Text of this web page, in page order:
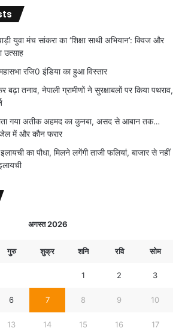
युवा मंच सांकरा का ‘शिक्षा साथी अभियान’: क्विज और
उत्साह
रजि0 इंडिया का हुआ विस्तार
बढ़ा तनाव, नेपाली ग्रामीणों ने सुरक्षाबलों पर किया पथराव,
गया अतीक अहमद का कुनबा, असद से आबान तक…
जेल में और कौन फरार
का पौधा, मिलने लगेंगी ताजी फलियां, बाजार से नहीं
अगस्त 2026
गुरु शुक्र शनि रवि सोम
1 2 3
6 7 8 9 10
13 14 15 16 17